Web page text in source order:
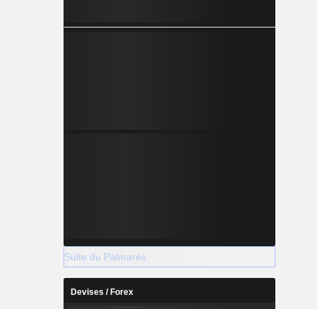
Suite du Palmarès
Devises / Forex